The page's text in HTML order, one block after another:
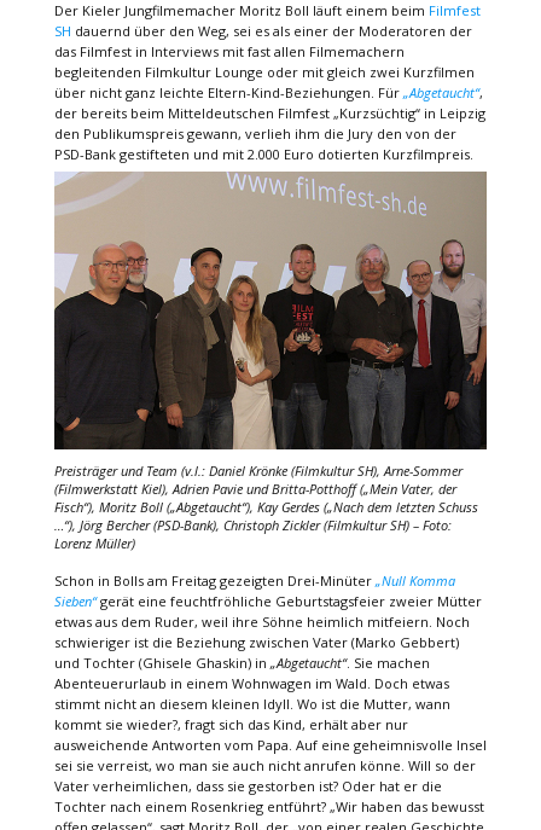
Der Kieler Jungfilmemacher Moritz Boll läuft einem beim Filmfest
SH dauernd über den Weg, sei es als einer der Moderatoren der
das Filmfest in Interviews mit fast allen Filmemachern
begleitenden Filmkultur Lounge oder mit gleich zwei Kurzfilmen
über nicht ganz leichte Eltern-Kind-Beziehungen. Für „Abgetaucht“,
der bereits beim Mitteldeutschen Filmfest „Kurzsüchtig“ in Leipzig
den Publikumspreis gewann, verlieh ihm die Jury den von der
PSD-Bank gestifteten und mit 2.000 Euro dotierten Kurzfilmpreis.
Preisträger und Team (v.l.: Daniel Krönke (Filmkultur SH), Arne-Sommer
(Filmwerkstatt Kiel), Adrien Pavie und Britta-Potthoff („Mein Vater, der
Fisch“), Moritz Boll („Abgetaucht“), Kay Gerdes („Nach dem letzten Schuss
…“), Jörg Bercher (PSD-Bank), Christoph Zickler (Filmkultur SH) – Foto:
Lorenz Müller)
Schon in Bolls am Freitag gezeigten Drei-Minüter „Null Komma
Sieben“gerät eine feuchtfröhliche Geburtstagsfeier zweier Mütter
etwas aus dem Ruder, weil ihre Söhne heimlich mitfeiern. Noch
schwieriger ist die Beziehung zwischen Vater (Marko Gebbert)
und Tochter (Ghisele Ghaskin) in „Abgetaucht“. Sie machen
Abenteuerurlaub in einem Wohnwagen im Wald. Doch etwas
stimmt nicht an diesem kleinen Idyll. Wo ist die Mutter, wann
kommt sie wieder?, fragt sich das Kind, erhält aber nur
ausweichende Antworten vom Papa. Auf eine geheimnisvolle Insel
sei sie verreist, wo man sie auch nicht anrufen könne. Will so der
Vater verheimlichen, dass sie gestorben ist? Oder hat er die
Tochter nach einem Rosenkrieg entführt? „Wir haben das bewusst